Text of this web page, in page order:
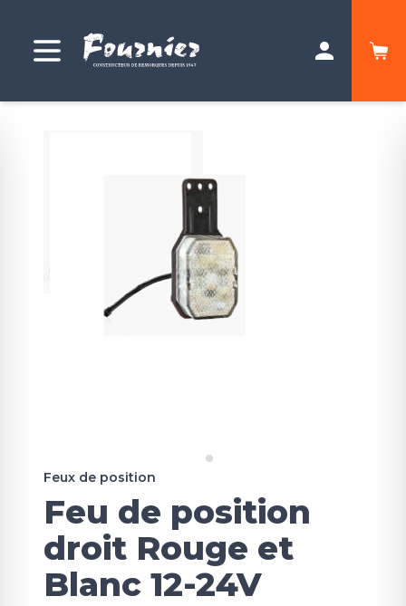
Feux de position
Feu de position
droit Rouge et
Blanc 12-24V